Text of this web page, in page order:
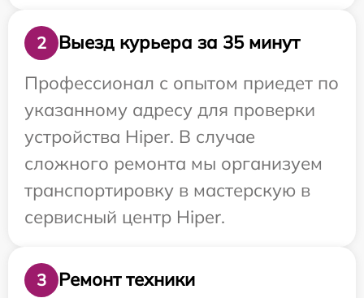
2
Выезд курьера за 35 минут
Профессионал с опытом приедет по
указанному адресу для проверки
устройства Hiper. В случае
сложного ремонта мы организуем
транспортировку в мастерскую в
сервисный центр Hiper.
3
Ремонт техники